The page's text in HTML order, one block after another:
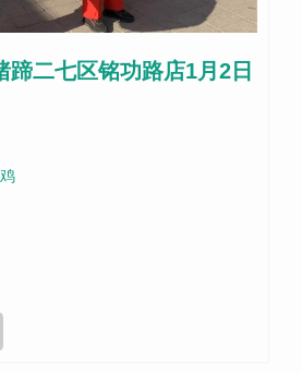
蹄二七区铭功路店1月2日